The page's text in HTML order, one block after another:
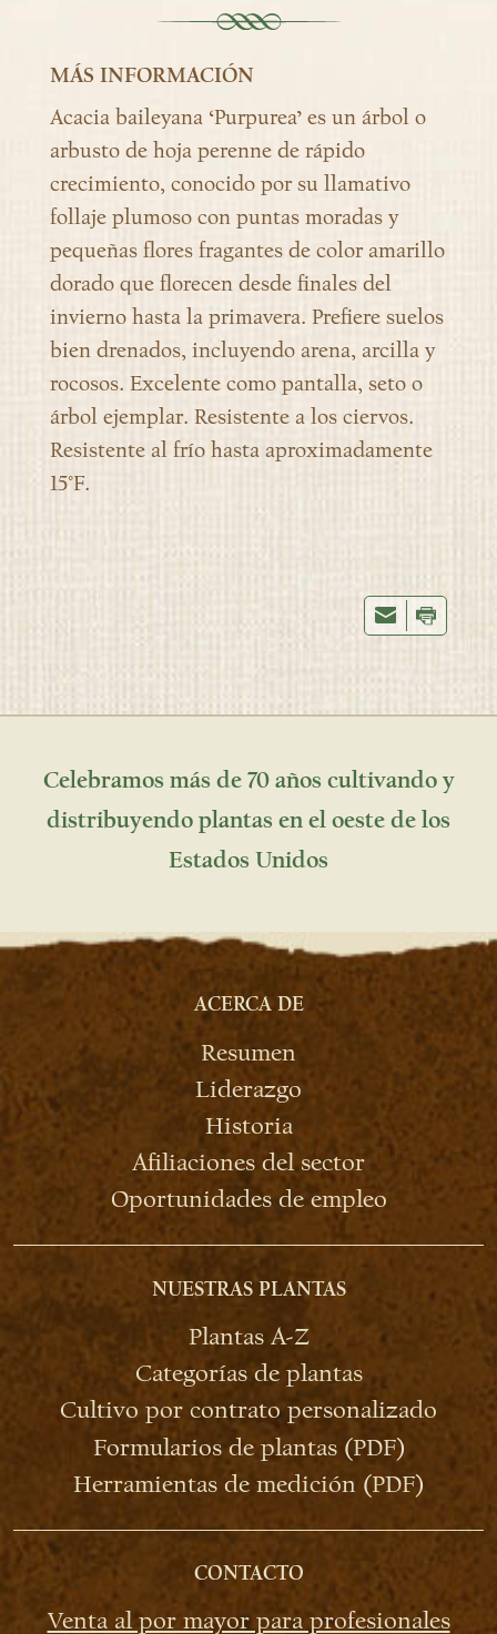
MÁS INFORMACIÓN
Acacia baileyana ‘Purpurea’ es un árbol o
arbusto de hoja perenne de rápido
crecimiento, conocido por su llamativo
follaje plumoso con puntas moradas y
pequeñas flores fragantes de color amarillo
dorado que florecen desde finales del
invierno hasta la primavera. Prefiere suelos
bien drenados, incluyendo arena, arcilla y
rocosos. Excelente como pantalla, seto o
árbol ejemplar. Resistente a los ciervos.
Resistente al frío hasta aproximadamente
15°F.
Celebramos más de 70 años cultivando y
distribuyendo plantas en el oeste de los
Estados Unidos
ACERCA DE
Resumen
Liderazgo
Historia
Afiliaciones del sector
Oportunidades de empleo
NUESTRAS PLANTAS
Plantas A-Z
Categorías de plantas
Cultivo por contrato personalizado
Formularios de plantas (PDF)
Herramientas de medición (PDF)
CONTACTO
Venta al por mayor para profesionales